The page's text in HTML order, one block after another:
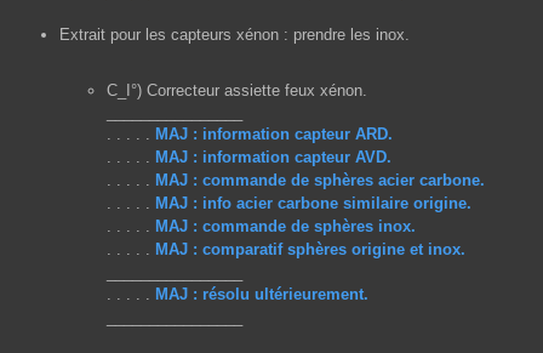
Extrait pour les capteurs xénon : prendre les inox.
C_I°) Correcteur assiette feux xénon.
MAJ : information capteur ARD.
MAJ : information capteur AVD.
MAJ : commande de sphères acier carbone.
MAJ : info acier carbone similaire origine.
MAJ : commande de sphères inox.
MAJ : comparatif sphères origine et inox.
MAJ : résolu ultérieurement.